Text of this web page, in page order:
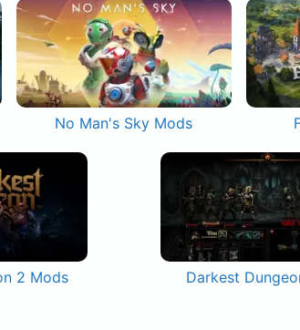
No Man's Sky Mods
2 Mods Darkest